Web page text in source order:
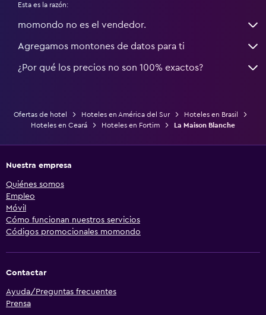
Esta es la razón:
momondo no es el vendedor.
Agregamos montones de datos para ti
¿Por qué los precios no son 100% exactos?
Ofertas de hotel Hoteles en América del Sur
Hoteles en Brasil
Hoteles en Ceará
Hoteles en Fortim La Maison Blanche
Nuestra empresa
Quiénes somos
Empleo
Móvil
Cómo funcionan nuestros servicios
Códigos promocionales momondo
Contactar
Ayuda/Preguntas frecuentes
Prensa